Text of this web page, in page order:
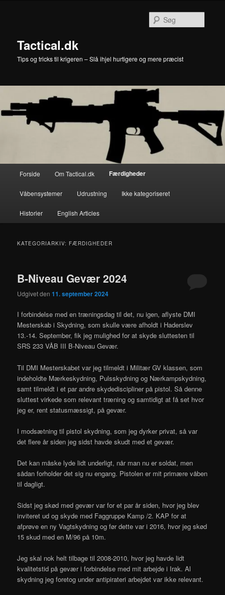
Tactical.dk
Tips og tricks til krigeren – Slå ihjel hurtigere og mere præcist
Forside Om Tactical.dk Færdigheder
Våbensystemer Udrustning Ikke kategoriseret
Historier English Articles
KATEGORIARKIV: FÆRDIGHEDER
B-Niveau Gevær 2024
Udgivet den11. september 2024
I forbindelse med en træningsdag til det, nu igen, aflyste DMI
Mesterskab i Skydning, som skulle være afholdt i Haderslev
13.-14. September, fik jeg mulighed for at skyde sluttesten til
SRS 233 VÅB III B-Niveau Gevær.
Til DMI Mesterskabet var jeg tilmeldt i Militær GV klassen, som
indeholdte Mærkeskydning, Pulsskydning og Nærkampskydning,
samt tilmeldt i et par andre skydediscipliner på pistol. Så denne
sluttest virkede som relevant træning og samtidigt at få set hvor
jeg er, rent statusmæssigt, på gevær.
I modsætning til pistol skydning, som jeg dyrker privat, så var
det flere år siden jeg sidst havde skudt med et gevær.
Det kan måske lyde lidt underligt, når man nu er soldat, men
sådan forholder det sig nu engang. Pistolen er mit primære våben
til dagligt.
Sidst jeg skød med gevær var for et par år siden, hvor jeg blev
inviteret ud og skyde med Faggruppe Kamp /2. KAP for at
afprøve en ny Vagtskydning og før dette var i 2016, hvor jeg skød
15 skud med en M/96 på 10m.
Jeg skal nok helt tilbage til 2008-2010, hvor jeg havde lidt
kvalitetstid på gevær i forbindelse med mit arbejde i Irak. Al
skydning jeg foretog under antipirateri arbejdet var ikke relevant.